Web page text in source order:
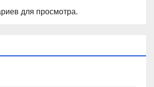
для просмотра.